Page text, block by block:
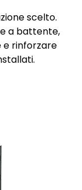
scelto.
a battente,
e rinforzare